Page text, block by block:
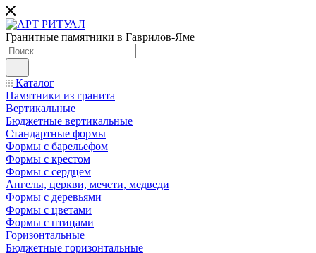
Гранитные памятники в Гаврилов-Яме
Каталог
Памятники из гранита
Вертикальные
Бюджетные вертикальные
Стандартные формы
Формы с барельефом
Формы с крестом
Формы с сердцем
Ангелы, церкви, мечети, медведи
Формы с деревьями
Формы с цветами
Формы с птицами
Горизонтальные
Бюджетные горизонтальные